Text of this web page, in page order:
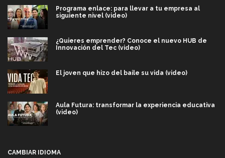
Programa enlace: para llevar a tu empresa al
siguiente nivel (video)
¿Quieres emprender? Conoce el nuevo HUB de
Innovación del Tec (video)
El joven que hizo del baile su vida (video)
Aula Futura: transformar la experiencia educativa
(video)
CAMBIAR IDIOMA